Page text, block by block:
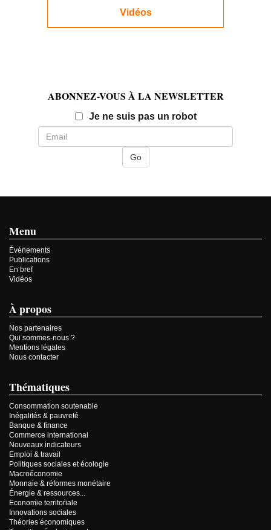
Vidéos
ABONNEZ-VOUS À LA NEWSLETTER
Je ne suis pas un robotEmail
Menu
Événements
Publications
En bref
Vidéos
À propos
Nos partenaires
Qui sommes-nous ?
Mentions légales
Nous contacter
Thématiques
Consommation soutenable
Inégalités & pauvreté
Banque & finance
Commerce international
Nouveaux indicateurs
Emploi & travail
Politiques sociales et écologie
Macroéconomie
Monnaie & réformes monétaire
Énergie & ressources...
Economie territoriale
Innovations sociales
Théories économiques